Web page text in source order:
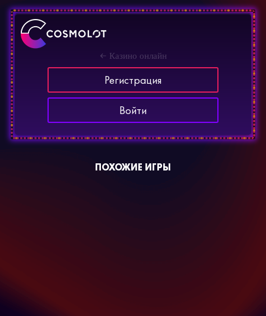
Казино онлайн
Регистрация
Войти
ПОХОЖИЕ ИГРЫ